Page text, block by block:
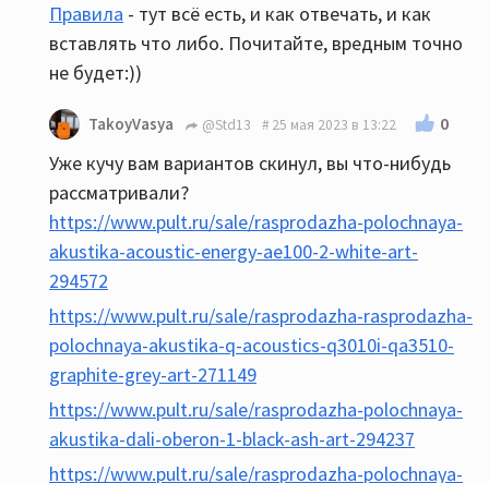
Правила - тут всё есть, и как отвечать, и как
вставлять что либо. Почитайте, вредным точно
не будет:))
TakoyVasya @Std13 25 мая 2023 в 13:22 0
Уже кучу вам вариантов скинул, вы что-нибудь
рассматривали?
https://www.pult.ru/sale/rasprodazha-polochnaya-
akustika-acoustic-energy-ae100-2-white-art-
294572
https://www.pult.ru/sale/rasprodazha-rasprodazha-
polochnaya-akustika-q-acoustics-q3010i-qa3510-
graphite-grey-art-271149
https://www.pult.ru/sale/rasprodazha-polochnaya-
akustika-dali-oberon-1-black-ash-art-294237
https://www.pult.ru/sale/rasprodazha-polochnaya-